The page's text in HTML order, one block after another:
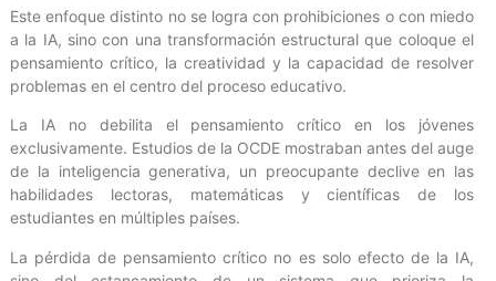
Este enfoque distinto no se logra con prohibiciones o con miedo
a la IA, sino con una transformación estructural que coloque el
pensamiento crítico, la creatividad y la capacidad de resolver
problemas en el centro del proceso educativo.
La IA no debilita el pensamiento crítico en los jóvenes
exclusivamente. Estudios de la OCDE mostraban antes del auge
de la inteligencia generativa, un preocupante declive en las
habilidades lectoras, matemáticas y científicas de los
estudiantes en múltiples países.
La pérdida de pensamiento crítico no es solo efecto de la IA,